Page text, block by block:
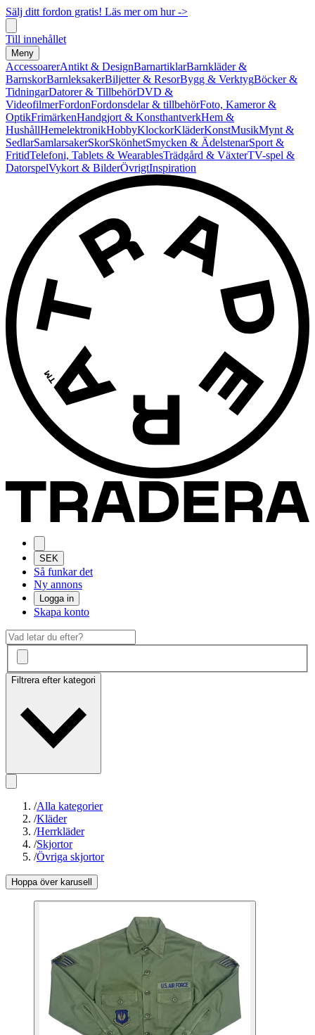
Sälj ditt fordon gratis! Läs mer om hur ->
Till innehållet
Meny
AccessoarerAntikt & DesignBarnartiklarBarnkläder &
BarnskorBarnleksakerBiljetter & ResorBygg & VerktygBöcker &
TidningarDatorer & TillbehörDVD &
VideofilmerFordonFordonsdelar & tillbehörFoto, Kameror &
OptikFrimärkenHandgjort & KonsthantverkHem &
HushållHemelektronikHobbyKlockorKläderKonstMusikMynt &
SedlarSamlarsakerSkorSkönhetSmycken & ÄdelstenarSport &
FritidTelefoni, Tablets & WearablesTrädgård & VäxterTV-spel &
DatorspelVykort & BilderÖvrigtInspiration
SEK
Så funkar det
Ny annons
Logga in
Skapa konto
Filtrera efter kategori
/Alla kategorier
/Kläder
/Herrkläder
/Skjortor
/Övriga skjortor
Hoppa över karusell